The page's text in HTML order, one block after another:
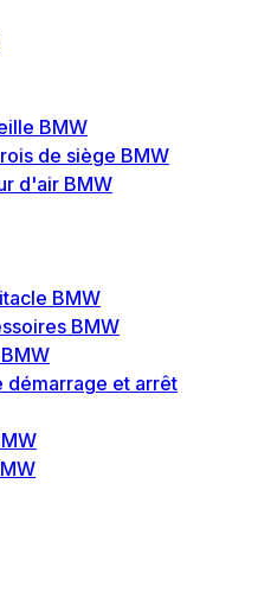
BMW
de siège BMW
d'air BMW
BMW
BMW
démarrage et arrêt